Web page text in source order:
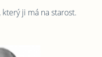
ji má na starost.